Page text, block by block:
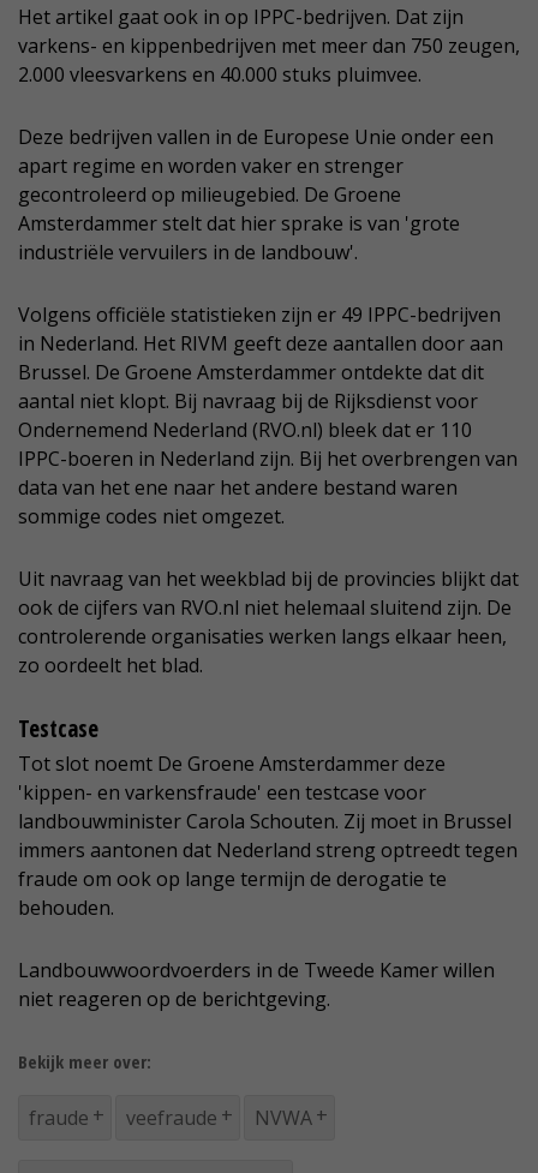
Het artikel gaat ook in op IPPC-bedrijven. Dat zijn
varkens- en kippenbedrijven met meer dan 750 zeugen,
2.000 vleesvarkens en 40.000 stuks pluimvee.
Deze bedrijven vallen in de Europese Unie onder een
apart regime en worden vaker en strenger
gecontroleerd op milieugebied. De Groene
Amsterdammer stelt dat hier sprake is van 'grote
industriële vervuilers in de landbouw'.
Volgens officiële statistieken zijn er 49 IPPC-bedrijven
in Nederland. Het RIVM geeft deze aantallen door aan
Brussel. De Groene Amsterdammer ontdekte dat dit
aantal niet klopt. Bij navraag bij de Rijksdienst voor
Ondernemend Nederland (RVO.nl) bleek dat er 110
IPPC-boeren in Nederland zijn. Bij het overbrengen van
data van het ene naar het andere bestand waren
sommige codes niet omgezet.
Uit navraag van het weekblad bij de provincies blijkt dat
ook de cijfers van RVO.nl niet helemaal sluitend zijn. De
controlerende organisaties werken langs elkaar heen,
zo oordeelt het blad.
Testcase
Tot slot noemt De Groene Amsterdammer deze
'kippen- en varkensfraude' een testcase voor
landbouwminister Carola Schouten. Zij moet in Brussel
immers aantonen dat Nederland streng optreedt tegen
fraude om ook op lange termijn de derogatie te
behouden.
Landbouwwoordvoerders in de Tweede Kamer willen
niet reageren op de berichtgeving.
Bekijk meer over:
fraude veefraude NVWA